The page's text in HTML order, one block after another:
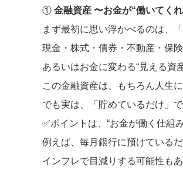
① 金融資産 〜お金が“働いてく
まず最初に思い浮かべるのは、
現金・株式・債券・不動産・保
あるいはお金に変わる“見える資産
この金融資産は、もちろん人生
でも実は、「貯めているだけ」で
✅ポイントは、“お金が働く仕組
例えば、毎月銀行に預けている
インフレで目減りする可能性もあ